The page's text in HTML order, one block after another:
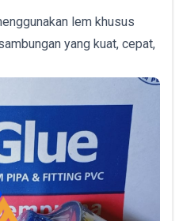
lem khusus
yang kuat, cepat,